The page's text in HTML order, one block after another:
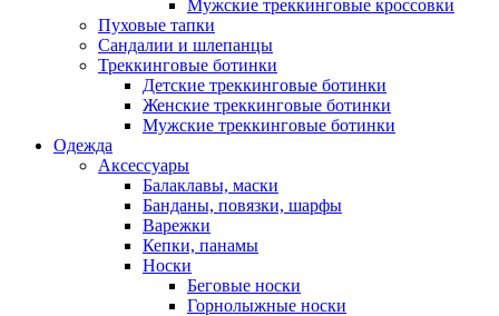
Мужские треккинговые кроссовки
Пуховые тапки
Сандалии и шлепанцы
Треккинговые ботинки
Детские треккинговые ботинки
Женские треккинговые ботинки
Мужские треккинговые ботинки
Одежда
Аксессуары
Балаклавы, маски
Банданы, повязки, шарфы
Варежки
Кепки, панамы
Носки
Беговые носки
Горнолыжные носки